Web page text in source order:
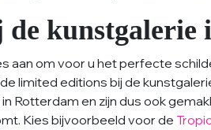
kunstgalerie
aan om voor u het perfecte
limited editions bij de
Rotterdam en zijn dus ook
Kies bijvoorbeeld voor de